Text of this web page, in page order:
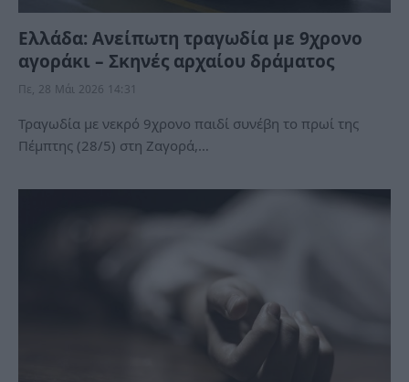
Ελλάδα: Ανείπωτη τραγωδία με 9χρονο
αγοράκι – Σκηνές αρχαίου δράματος
Πε, 28 Μάι 2026 14:31
Τραγωδία με νεκρό 9χρονο παιδί συνέβη το πρωί της
Πέμπτης (28/5) στη Ζαγορά,…